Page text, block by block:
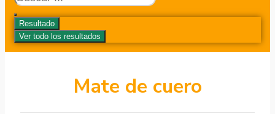
...
Resultado
Ver todo los resultados
Mate de cuero